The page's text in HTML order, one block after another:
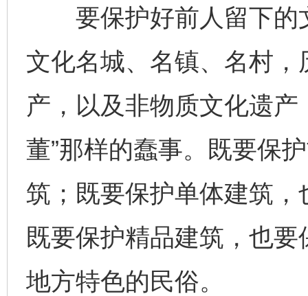
要保护好前人留下的
文化名城、名镇、名村
产，以及非物质文化遗
董”那样的蠢事。既要保
筑；既要保护单体建筑
既要保护精品建筑，也
地方特色的民俗。